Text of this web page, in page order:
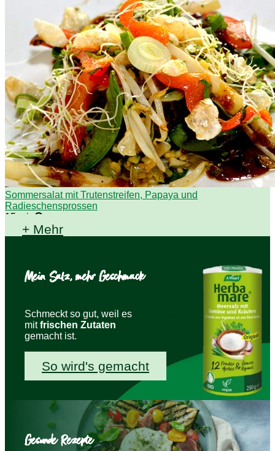
Sommersalat mit Trutenstreifen, Papaya und
Radieschensprossen
15 min
+ Mehr
Mein Salz, mehr Geschmack
Schmeckt so gut, weil es
mitfrischen Zutaten
gemacht ist.
So wird's gemacht
Gesunde Rezepte